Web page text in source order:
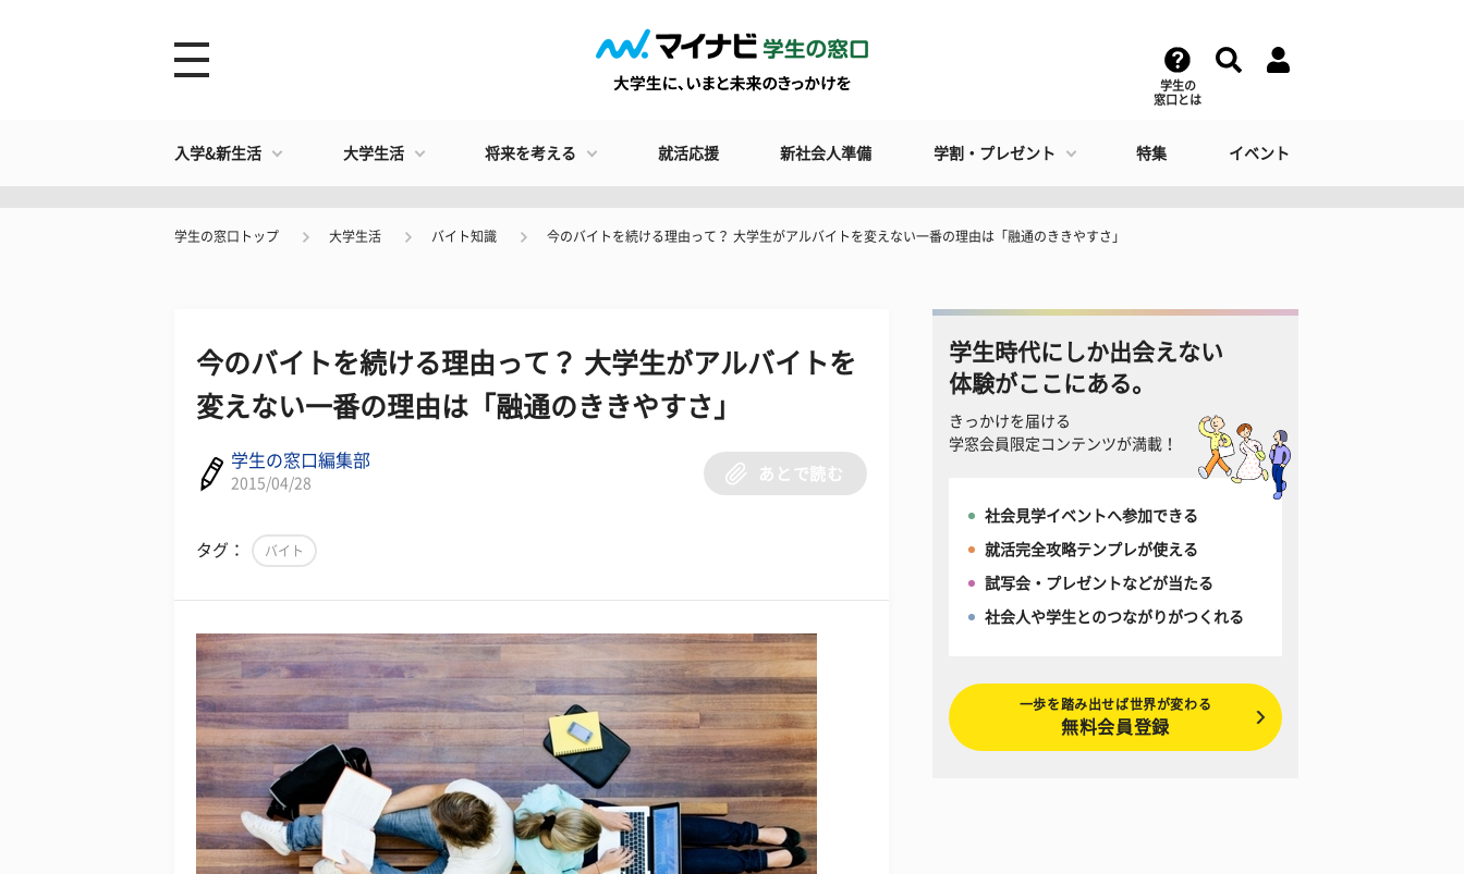
学生の
窓口とは
入学&新生活 大学生活 将来を考える 就活応援 新社会人準備 学割・プレゼント 特集 イベント
学生の窓口トップ 大学生活 バイト知識 今のバイトを続ける理由って？ 大学生がアルバイトを変えない一番の理由は「融通のききやすさ」
今のバイトを続ける理由って？ 大学生がアルバイトを
変えない一番の理由は「融通のききやすさ」
学生の窓口編集部
2015/04/28
あとで読む
タグ： バイト
学生時代にしか出会えない
体験がここにある。
きっかけを届ける
学窓会員限定コンテンツが満載！
社会見学イベントへ参加できる
就活完全攻略テンプレが使える
試写会・プレゼントなどが当たる
社会人や学生とのつながりがつくれる
一歩を踏み出せば世界が変わる
無料会員登録